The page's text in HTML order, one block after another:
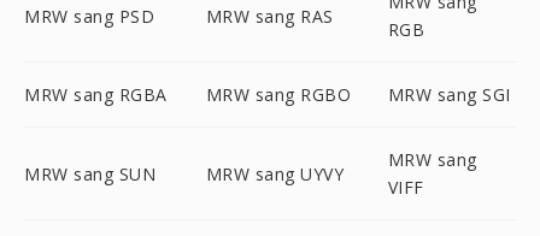
MRW sang PSD MRW sang RAS
RGB
MRW sang RGBA MRW sang RGBO MRW sang SGI
MRW sang SUN MRW sang UYVY
MRW sang
VIFF